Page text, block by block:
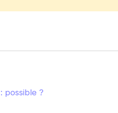
possible ?